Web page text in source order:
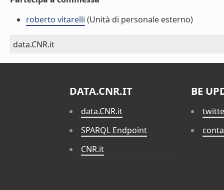
roberto vitarelli (Unità di personale esterno)
data.CNR.it
DATA.CNR.IT
data.CNR.it
SPARQL Endpoint
CNR.it
BE